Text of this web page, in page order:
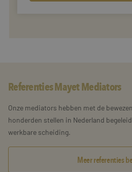
Referenties Mayet Mediators
Onze mediators hebben met de
honderden stellen in Nederland
werkbare scheiding.
Meer referenties